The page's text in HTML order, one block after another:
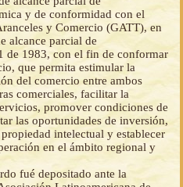
y de conformidad con el
y Comercio (GATT), en
alcance parcial de
de 1983, con el fin de conformar
que permita estimular la
del comercio entre ambos
comerciales, facilitar la
promover condiciones de
las oportunidades de inversión,
intelectual y establecer
en el ámbito regional y
fué depositado ante la